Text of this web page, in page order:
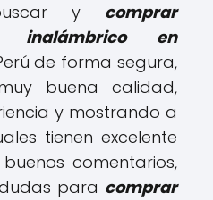
y comprar
inalámbrico en
de forma segura,
buena calidad,
y mostrando a
tienen excelente
comentarios,
para comprar